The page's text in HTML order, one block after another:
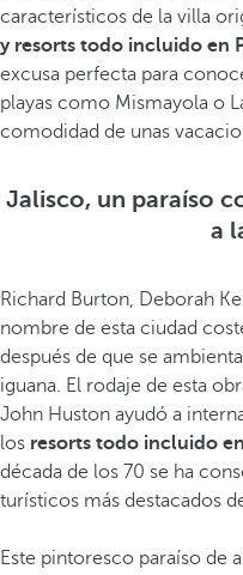
característicos de la villa
y resorts todo incluido en
excusa perfecta para
playas como Mismayola o
comodidad de unas
Jalisco, un paraíso
a
Richard Burton, Deborah
nombre de esta ciudad
después de que se
iguana. El rodaje de esta
John Huston ayudó a
los resorts todo incluido
década de los 70 se ha
turísticos más destacados
Este pintoresco paraíso de